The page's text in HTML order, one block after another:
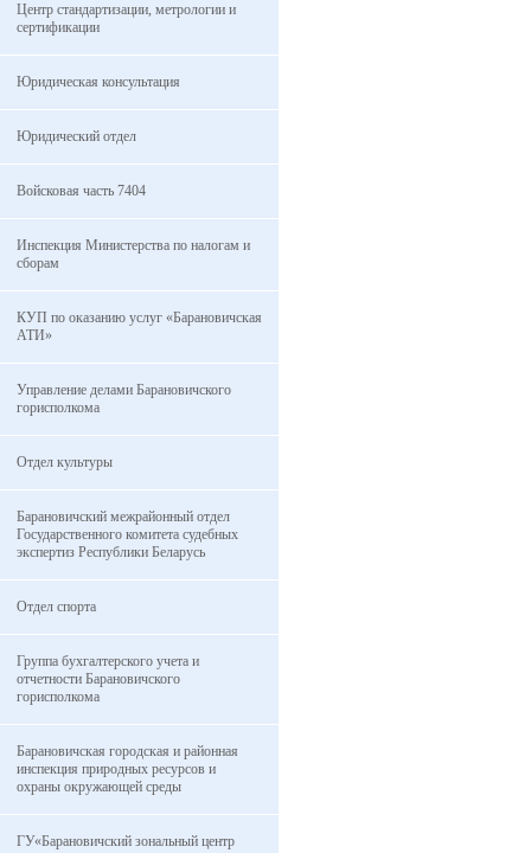
Центр стандартизации, метрологии и
сертификации
Юридическая консультация
Юридический отдел
Войсковая часть 7404
Инспекция Министерства по налогам и
сборам
КУП по оказанию услуг «Барановичская
АТИ»
Управление делами Барановичского
горисполкома
Отдел культуры
Барановичский межрайонный отдел
Государственного комитета судебных
экспертиз Республики Беларусь
Отдел спорта
Группа бухгалтерского учета и
отчетности Барановичского
горисполкома
Барановичская городская и районная
инспекция природных ресурсов и
охраны окружающей среды
ГУ«Барановичский зональный центр